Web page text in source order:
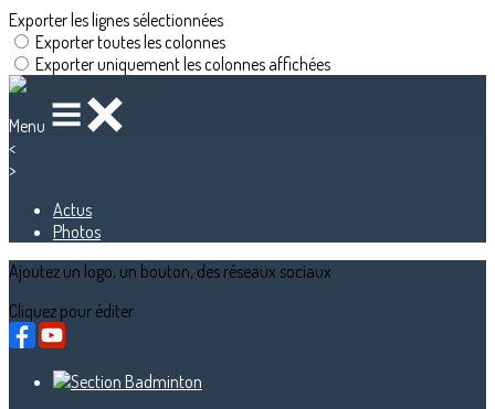
Exporter les lignes sélectionnées
Exporter toutes les colonnes
Exporter uniquement les colonnes affichées
Menu
<
>
Actus
Photos
Ajoutez un logo, un bouton, des réseaux sociaux
Cliquez pour éditer